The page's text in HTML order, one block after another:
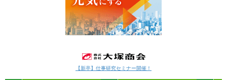
【新卒】仕事研究セミナー開催！